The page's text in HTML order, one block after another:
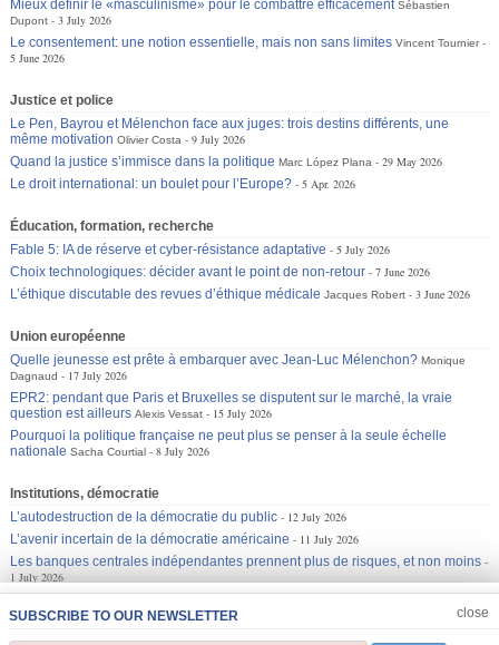
SUBSCRIBE TO OUR NEWSLETTER close
JOIN US CLOSE
Mieux définir le «masculinisme» pour le combattre efficacement Sébastien
Dupont
3 July 2026
Le consentement: une notion essentielle, mais non sans limites Vincent Tournier
5 June 2026
Justice et police
Le Pen, Bayrou et Mélenchon face aux juges: trois destins différents, une
même motivation Olivier Costa
9 July 2026
Quand la justice s’immisce dans la politique Marc López Plana
29 May 2026
Le droit international: un boulet pour l’Europe?
5 Apr. 2026
Éducation, formation, recherche
Fable 5: IA de réserve et cyber-résistance adaptative
5 July 2026
Choix technologiques: décider avant le point de non-retour
7 June 2026
L’éthique discutable des revues d’éthique médicale Jacques Robert 3 June 2026
Union européenne
Quelle jeunesse est prête à embarquer avec Jean-Luc Mélenchon? Monique
Dagnaud
17 July 2026
EPR2: pendant que Paris et Bruxelles se disputent sur le marché, la vraie
question est ailleurs Alexis Vessat
15 July 2026
Pourquoi la politique française ne peut plus se penser à la seule échelle
nationale Sacha Courtial 8 July 2026
Institutions, démocratie
L’autodestruction de la démocratie du public
12 July 2026
L’avenir incertain de la démocratie américaine
11 July 2026
Les banques centrales indépendantes prennent plus de risques, et non moins
1 July 2026